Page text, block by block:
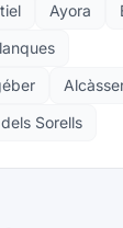
Ayora
Sorells